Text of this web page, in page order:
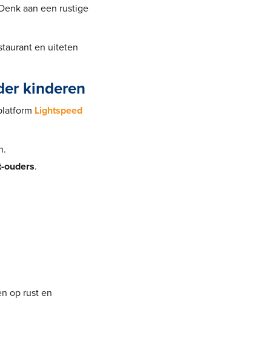
aan een rustige
en uiteten
kinderen
Lightspeed
ouders.
op rust en